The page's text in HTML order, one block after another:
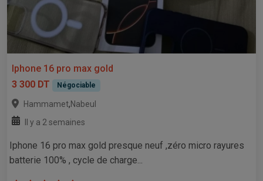
Iphone 16 pro max gold
3 300 DT
Négociable
Hammamet,Nabeul
Il y a 2 semaines
Iphone 16 pro max gold presque neuf ,zéro micro rayures
batterie 100% , cycle de charge...